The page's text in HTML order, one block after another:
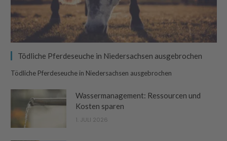
Tödliche Pferdeseuche in Niedersachsen ausgebrochen
Tödliche Pferdeseuche in Niedersachsen ausgebrochen
Wassermanagement: Ressourcen und
Kosten sparen
1. JULI 2026